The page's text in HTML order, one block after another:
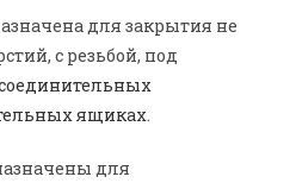
для закрытия не
с резьбой, под
ящиках
для